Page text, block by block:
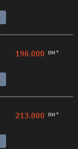
196.000 DH *
213.000 DH *